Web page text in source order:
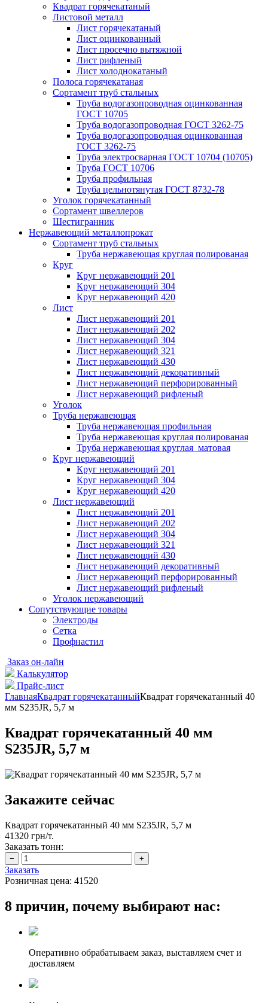
Квадрат горячекатаный
Листовой металл
Лист горячекатаный
Лист оцинкованный
Лист просечно вытяжной
Лист рифленый
Лист холоднокатаный
Полоса горячекатаная
Сортамент труб стальных
Труба водогазопроводная оцинкованная
ГОСТ 10705
Труба водогазопроводная ГОСТ 3262-75
Труба водогазопроводная оцинкованная
ГОСТ 3262-75
Труба электросварная ГОСТ 10704 (10705)
Труба ГОСТ 10706
Труба профильная
Труба цельнотянутая ГОСТ 8732-78
Уголок горячекатанный
Сортамент швеллеров
Шестигранник
Нержавеющий металлопрокат
Сортамент труб стальных
Труба нержавеющая круглая полированая
Круг
Круг нержавеющий 201
Круг нержавеющий 304
Круг нержавеющий 420
Лист
Лист нержавеющий 201
Лист нержавеющий 202
Лист нержавеющий 304
Лист нержавеющий 321
Лист нержавеющий 430
Лист нержавеющий декоративный
Лист нержавеющий перфорированный
Лист нержавеющий рифленый
Уголок
Труба нержавеющая
Труба нержавеющая профильная
Труба нержавеющая круглая полированая
Труба нержавеющая круглая матовая
Круг нержавеющий
Круг нержавеющий 201
Круг нержавеющий 304
Круг нержавеющий 420
Лист нержавеющий
Лист нержавеющий 201
Лист нержавеющий 202
Лист нержавеющий 304
Лист нержавеющий 321
Лист нержавеющий 430
Лист нержавеющий декоративный
Лист нержавеющий перфорированный
Лист нержавеющий рифленый
Уголок нержавеющий
Cопутствующие товары
Электроды
Сетка
Профнастил
Заказ он-лайн
Калькулятор
Прайс-лист
ГлавнаяКвадрат горячекатанныйКвадрат горячекатанный 40
мм S235JR, 5,7 м
Квадрат горячекатанный 40 мм
S235JR, 5,7 м
Закажите сейчас
Квадрат горячекатанный 40 мм S235JR, 5,7 м
41320 грн/т.
Заказать тонн:
Заказать
Розничная цена: 41520
8 причин, почему выбирают нас:
Оперативно обрабатываем заказ, выставляем счет и
доставляем